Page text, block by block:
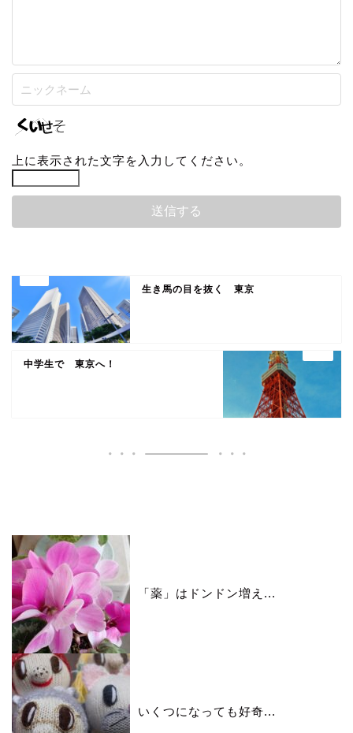
上に表示された文字を入力してください。
生き馬の目を抜く 東京
中学生で 東京へ！
「薬」はドンドン増え...
いくつになっても好奇...